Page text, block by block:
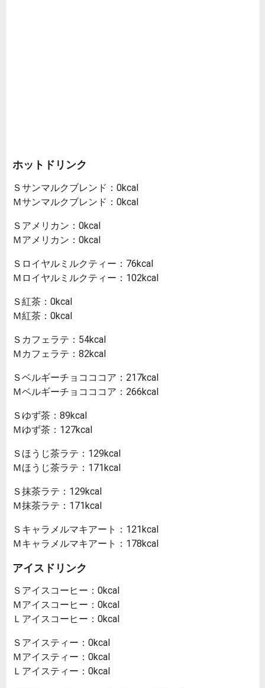
ホットドリンク
Ｓサンマルクブレンド：0kcal
Ｍサンマルクブレンド：0kcal
Ｓアメリカン：0kcal
Ｍアメリカン：0kcal
Ｓロイヤルミルクティー：76kcal
Ｍロイヤルミルクティー：102kcal
Ｓ紅茶：0kcal
Ｍ紅茶：0kcal
Ｓカフェラテ：54kcal
Ｍカフェラテ：82kcal
Ｓベルギーチョコココア：217kcal
Ｍベルギーチョコココア：266kcal
Ｓゆず茶：89kcal
Ｍゆず茶：127kcal
Ｓほうじ茶ラテ：129kcal
Ｍほうじ茶ラテ：171kcal
Ｓ抹茶ラテ：129kcal
Ｍ抹茶ラテ：171kcal
Ｓキャラメルマキアート：121kcal
Ｍキャラメルマキアート：178kcal
アイスドリンク
Ｓアイスコーヒー：0kcal
Ｍアイスコーヒー：0kcal
Ｌアイスコーヒー：0kcal
Ｓアイスティー：0kcal
Ｍアイスティー：0kcal
Ｌアイスティー：0kcal